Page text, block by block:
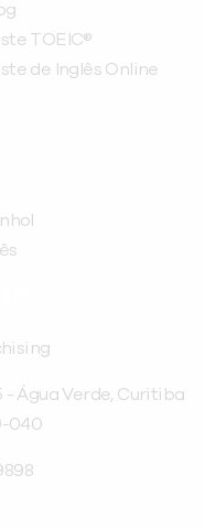
TOEIC®
de Inglês Online
- Água Verde, Curitiba
040